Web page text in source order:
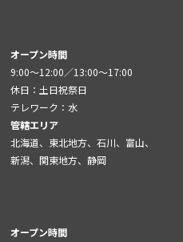
オープン時間
9:00～12:00／13:00～17:00
休日：土日祝祭日
テレワーク：水
管轄エリア
北海道、東北地方、石川、富山、
新潟、関東地方、静岡
オープン時間